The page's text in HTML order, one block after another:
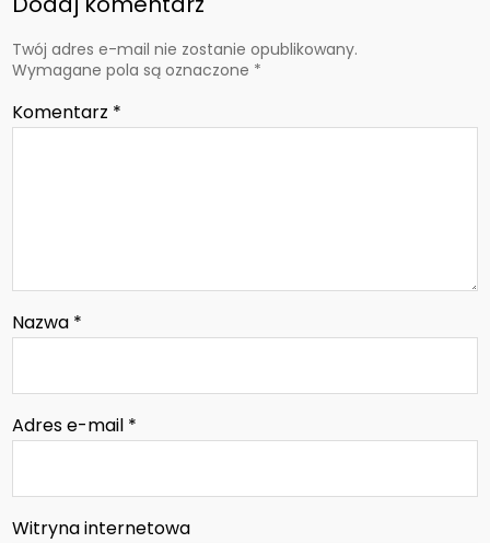
Twój adres e-mail nie zostanie opublikowany.
Wymagane pola są oznaczone *
Komentarz *
Nazwa *
Adres e-mail *
Witryna internetowa